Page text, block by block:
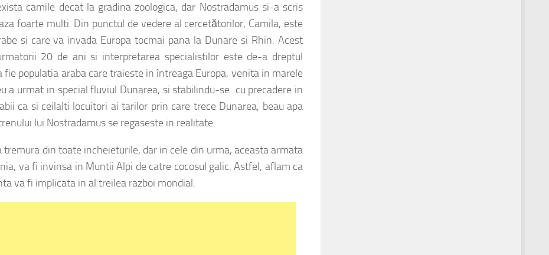
camile decat la gradina zoologica, dar Nostradamus si-a scris
foarte multi. Din punctul de vedere al cercetătorilor, Camila, este
si care va invada Europa tocmai pana la Dunare si Rhin. Acest
20 de ani si interpretarea specialistilor este de-a dreptul
populatia araba care traieste in întreaga Europa, venita in marele
a urmat in special fluviul Dunarea, si stabilindu-se cu precadere in
ca si ceilalti locuitori ai tarilor prin care trece Dunarea, beau apa
lui Nostradamus se regaseste in realitate.
din toate incheieturile, dar in cele din urma, aceasta armata
va fi invinsa in Muntii Alpi de catre cocosul galic. Astfel, aflam ca
va fi implicata in al treilea razboi mondial.